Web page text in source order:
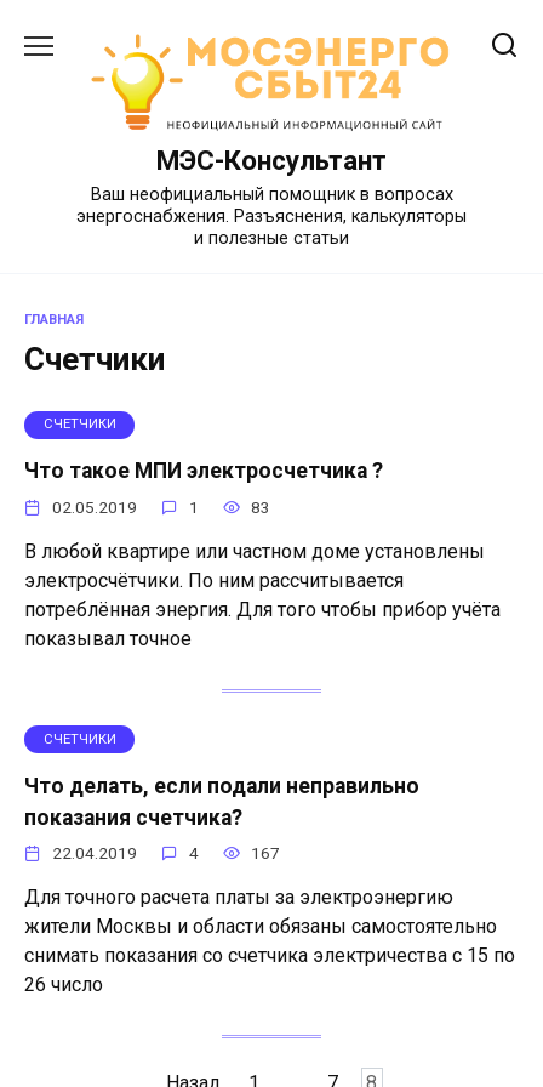
содержанию
МЭС-Консультант
Ваш неофициальный помощник в вопросах
энергоснабжения. Разъяснения, калькуляторы
и полезные статьи
ГЛАВНАЯ
Счетчики
СЧЕТЧИКИ
Что такое МПИ электросчетчика ?
02.05.2019 1 83
В любой квартире или частном доме установлены
электросчётчики. По ним рассчитывается
потреблённая энергия. Для того чтобы прибор учёта
показывал точное
СЧЕТЧИКИ
Что делать, если подали неправильно
показания счетчика?
22.04.2019 4 167
Для точного расчета платы за электроэнергию
жители Москвы и области обязаны самостоятельно
снимать показания со счетчика электричества с 15 по
26 число